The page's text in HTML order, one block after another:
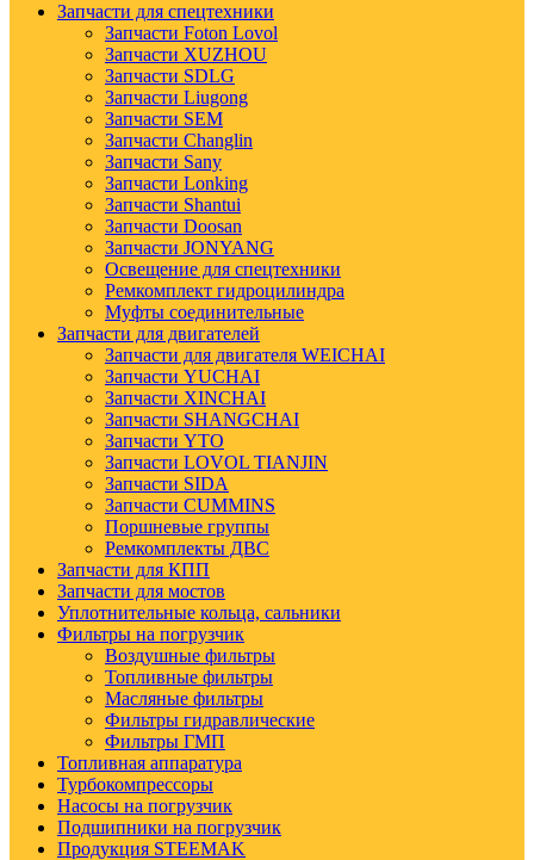
Запчасти для спецтехники
Запчасти Foton Lovol
Запчасти XUZHOU
Запчасти SDLG
Запчасти Liugong
Запчасти SEM
Запчасти Changlin
Запчасти Sany
Запчасти Lonking
Запчасти Shantui
Запчасти Doosan
Запчасти JONYANG
Освещение для спецтехники
Ремкомплект гидроцилиндра
Муфты соединительные
Запчасти для двигателей
Запчасти для двигателя WEICHAI
Запчасти YUCHAI
Запчасти XINCHAI
Запчасти SHANGCHAI
Запчасти YTO
Запчасти LOVOL TIANJIN
Запчасти SIDA
Запчасти CUMMINS
Поршневые группы
Ремкомплекты ДВС
Запчасти для КПП
Запчасти для мостов
Уплотнительные кольца, сальники
Фильтры на погрузчик
Воздушные фильтры
Топливные фильтры
Масляные фильтры
Фильтры гидравлические
Фильтры ГМП
Топливная аппаратура
Турбокомпрессоры
Насосы на погрузчик
Подшипники на погрузчик
Продукция STEEMAK